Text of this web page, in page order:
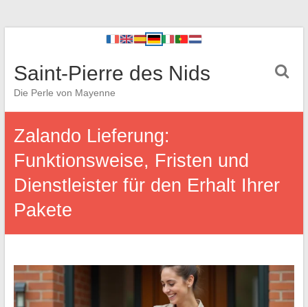
Saint-Pierre des Nids
Die Perle von Mayenne
Zalando Lieferung:
Funktionsweise, Fristen und
Dienstleister für den Erhalt Ihrer
Pakete